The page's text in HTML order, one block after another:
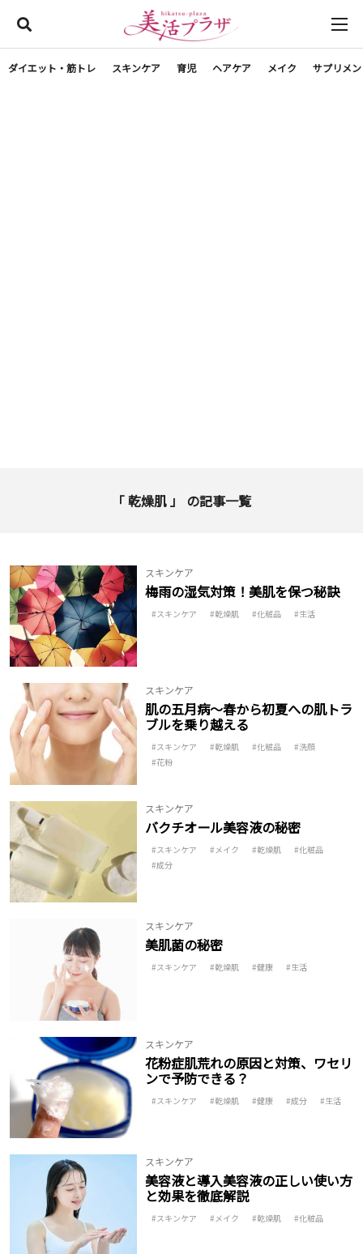
ダイエット・筋トレ スキンケア 育児 ヘアケア メイク サプリメ
「 乾燥肌 」 の記事一覧
スキンケア
梅雨の湿気対策！美肌を保つ秘訣
スキンケア 乾燥肌 化粧品 生活
スキンケア
肌の五月病〜春から初夏への肌トラ
ブルを乗り越える
スキンケア 乾燥肌 化粧品
洗顔
花粉
スキンケア
バクチオール美容液の秘密
スキンケア メイク 乾燥肌
化粧品
成分
スキンケア
美肌菌の秘密
スキンケア 乾燥肌 健康 生活
スキンケア
花粉症肌荒れの原因と対策、ワセリ
ンで予防できる？
スキンケア 乾燥肌 健康 成分 生活
スキンケア
美容液と導入美容液の正しい使い方
と効果を徹底解説
スキンケア メイク 乾燥肌 化粧品